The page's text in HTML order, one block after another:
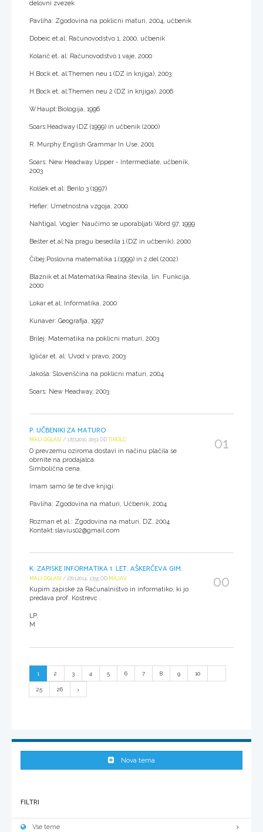
delovni zvezek
Pavliha: Zgodovina na poklicni maturi, 2004, učbenik
Dobeic et.al: Računovodstvo 1, 2000, učbenik
Kolarič et. al: Računovodstvo 1 vaje, 2000
H.Bock et. al:Themen neu 1 (DZ in knjiga), 2003
H.Bock et. al:Themen neu 2 (DZ in knjiga), 2006
W.Haupt:Biologija, 1996
Soars:Headway (DZ (1999) in učbenik (2000)
R. Murphy:English Grammar In Use, 2001
Soars: New Headway Upper - Intermediate, učbenik,
2003
Kolšek et.al: Berilo 3 (1997)
Hefler: Umetnostna vzgoja, 2000
Nahtigal, Vogler: Naučimo se uporabljati Word 97, 1999
Bešter et.al:Na pragu besedila 1 (DZ in učbenik), 2000
Čibej:Poslovna matematika 1.(1999) in 2.del (2002)
Blaznik et.al:Matematika:Realna števila, lin. Funkcija,
2000
Lokar et.al: Informatika, 2000
Kunaver: Geografija, 1997
Brilej: Matematika na poklicni maturi, 2003
Igličar et. al: Uvod v pravo, 2003
Jakoša: Slovenščina na poklicni maturi, 2004
Soars: New Headway, 2003
P: UČBENIKI ZA MATURO
MALI OGLASI / 17.03.2010, 20:51 OD TIROLC
O prevzemu oziroma dostavi in načinu plačila se
obrnite na prodajalca.
Simbolična cena.
Imam samo še te dve knjigi:
Pavliha: Zgodovina na maturi, Učbenik, 2004
Rozman et al.: Zgodovina na maturi, DZ, 2004
Kontakt:slavius02@gmail.com
01
K: ZAPISKE INFORMATIKA 1. LET. AŠKERČEVA GIM.
MALI OGLASI / 27.01.2014, 13:55 OD MAJAV
Kupim zapiske za Računalništvo in informatiko, ki jo
predava prof. Kostrevc .
LP,
M
00
1 2 3 4 5 6 7 8 9 10
25 26
Nova tema
FILTRI
Vse teme